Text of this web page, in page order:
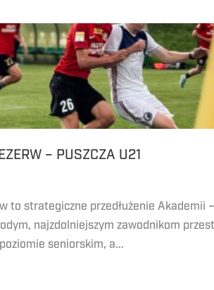
– PUSZCZA U21
to strategiczne przedłużenie Akademii
najzdolniejszym zawodnikom
seniorskim, a...